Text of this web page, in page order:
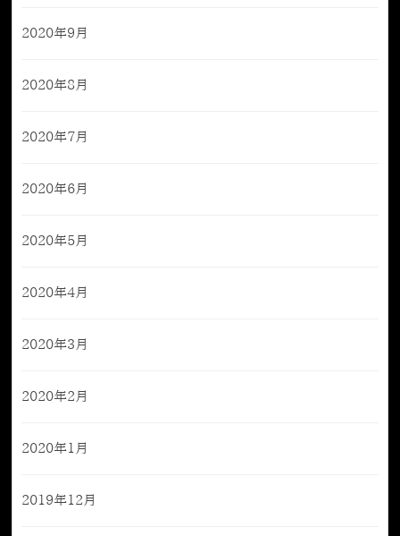
2020年9月
2020年8月
2020年7月
2020年6月
2020年5月
2020年4月
2020年3月
2020年2月
2020年1月
2019年12月